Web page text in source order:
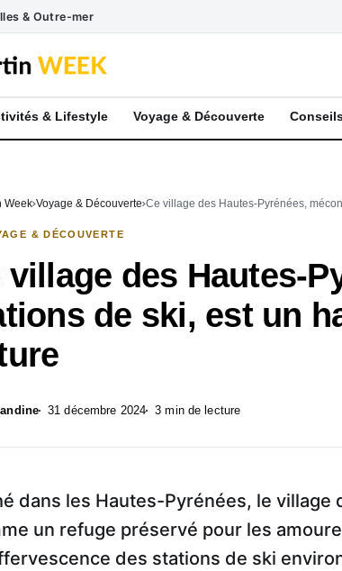
& Outre-mer
& Lifestyle Voyage & Découverte
Week Voyage & Découverte Ce village des Hautes-Pyrénées,
& DÉCOUVERTE
village des Hautes-
de ski, est un
31 décembre 2024 3 min de lecture
dans les Hautes-Pyrénées, le village
un refuge préservé pour les
des stations de ski